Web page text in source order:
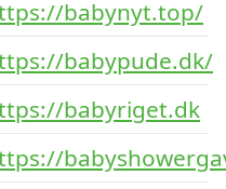
babynyt.top/
babypude.dk/
babyriget.dk